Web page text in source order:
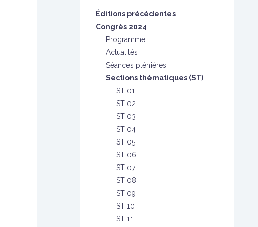
Éditions précédentes
Congrès 2024
Programme
Actualités
Séances plénières
Sections thématiques (ST)
ST 01
ST 02
ST 03
ST 04
ST 05
ST 06
ST 07
ST 08
ST 09
ST 10
ST 11